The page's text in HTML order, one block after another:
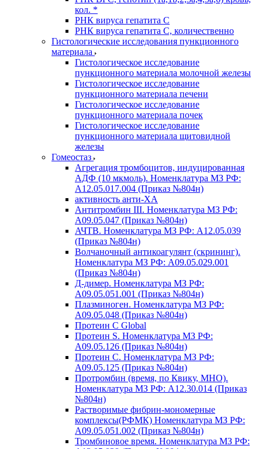
кол. *
РНК вируса гепатита C
РНК вируса гепатита C, количественно
Гистологические исследования пункционного
материала
Гистологическое исследование
пункционного материала молочной железы
Гистологическое исследование
пункционного материала печени
Гистологическое исследование
пункционного материала почек
Гистологическое исследование
пункционного материала щитовидной
железы
Гомеостаз
Агрегация тромбоцитов, индуцированная
АДФ (10 мкмоль). Номенклатура МЗ РФ:
A12.05.017.004 (Приказ №804н)
активность анти-ХА
Антитромбин III. Номенклатура МЗ РФ:
A09.05.047 (Приказ №804н)
АЧТВ. Номенклатура МЗ РФ: A12.05.039
(Приказ №804н)
Волчаночный антикоагулянт (скрининг).
Номенклатура МЗ РФ: A09.05.029.001
(Приказ №804н)
Д-димер. Номенклатура МЗ РФ:
A09.05.051.001 (Приказ №804н)
Плазминоген. Номенклатура МЗ РФ:
A09.05.048 (Приказ №804н)
Протеин C Global
Протеин S. Номенклатура МЗ РФ:
A09.05.126 (Приказ №804н)
Протеин С. Номенклатура МЗ РФ:
A09.05.125 (Приказ №804н)
Протромбин (время, по Квику, МНО).
Номенклатура МЗ РФ: A12.30.014 (Приказ
№804н)
Растворимые фибрин-мономерные
комплексы(РФМК) Номенклатура МЗ РФ:
A09.05.051.002 (Приказ №804н)
Тромбиновое время. Номенклатура МЗ РФ: